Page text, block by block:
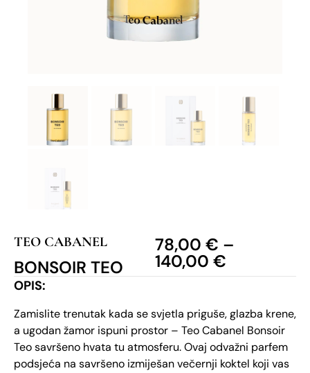
TEO CABANEL
BONSOIR TEO
78,00 € –
140,00 €
OPIS:
Zamislite trenutak kada se svjetla priguše, glazba krene,
a ugodan žamor ispuni prostor – Teo Cabanel Bonsoir
Teo savršeno hvata tu atmosferu. Ovaj odvažni parfem
podsjeća na savršeno izmiješan večernji koktel koji vas